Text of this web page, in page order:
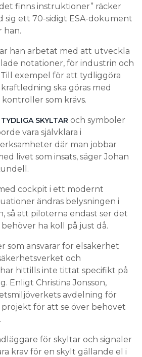
finns instruktioner” räcker
sig ett 70-sidigt ESA-dokument
han.
han arbetat med att utveckla
notationer, för industrin och
exempel för att tydliggöra
ska göras med
som krävs.
TYDLIGA SKYLTAR och symboler
vara självklara i
där man jobbar
livet som insats, säger Johan
cockpit i ett modernt
ändras belysningen i
så att piloterna endast ser det
ha koll på just då.
som ansvarar för elsäkerhet
och
hittills inte tittat specifikt på
Enligt Christina Jonsson,
avdelning för
för att se över behovet
för skyltar och signaler
krav för en skylt gällande el i